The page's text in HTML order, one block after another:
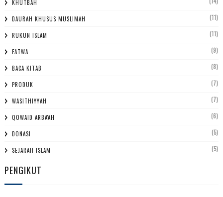
KHUTBAH
DAURAH KHUSUS MUSLIMAH (11)
RUKUN ISLAM (11)
FATWA (9)
BACA KITAB (8)
PRODUK (7)
WASITHIYYAH (7)
QOWAID ARBA'AH (6)
DONASI (5)
SEJARAH ISLAM (5)
PENGIKUT